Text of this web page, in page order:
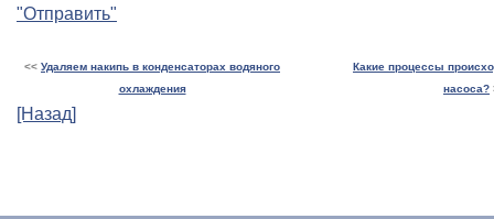
"Отправить"
<< Удаляем накипь в конденсаторах водяного
охлаждения
Какие процессы
насоса?
[Назад]